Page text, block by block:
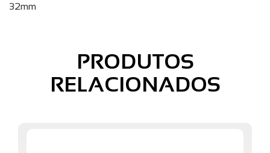
32mm
PRODUTOS
RELACIONADOS